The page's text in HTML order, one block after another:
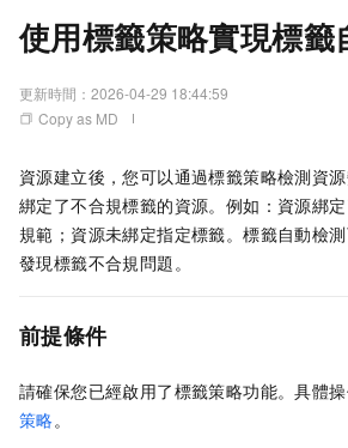
使用標籤策略實現標籤
更新時間： 2026-04-29 18:44:59
Copy as MD
資源建立後，您可以通過標籤策略檢測資
綁定了不合規標籤的資源。例如：資源綁
規範；資源未綁定指定標籤。標籤自動檢
發現標籤不合規問題。
前提條件
請確保您已經啟用了標籤策略功能。具體
策略。